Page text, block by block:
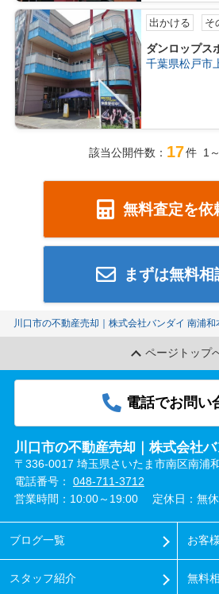
出かける そ
ダンロップス
千葉県松戸市
該当公開件数： 17件 1
無料査定を依
まずは無料相
川口市の不動産売却｜株式会社バンダイ 南浦和
ページトップ
電話でお問い
川口市の不動産売却｜株式会社バ
〒336-0017 埼玉県さいたま市南区南浦
電話番号： 048-711-3712
営業時間：10:00～19:00
定休日：無
ブログ一覧
スタッフ紹介
お客
無料